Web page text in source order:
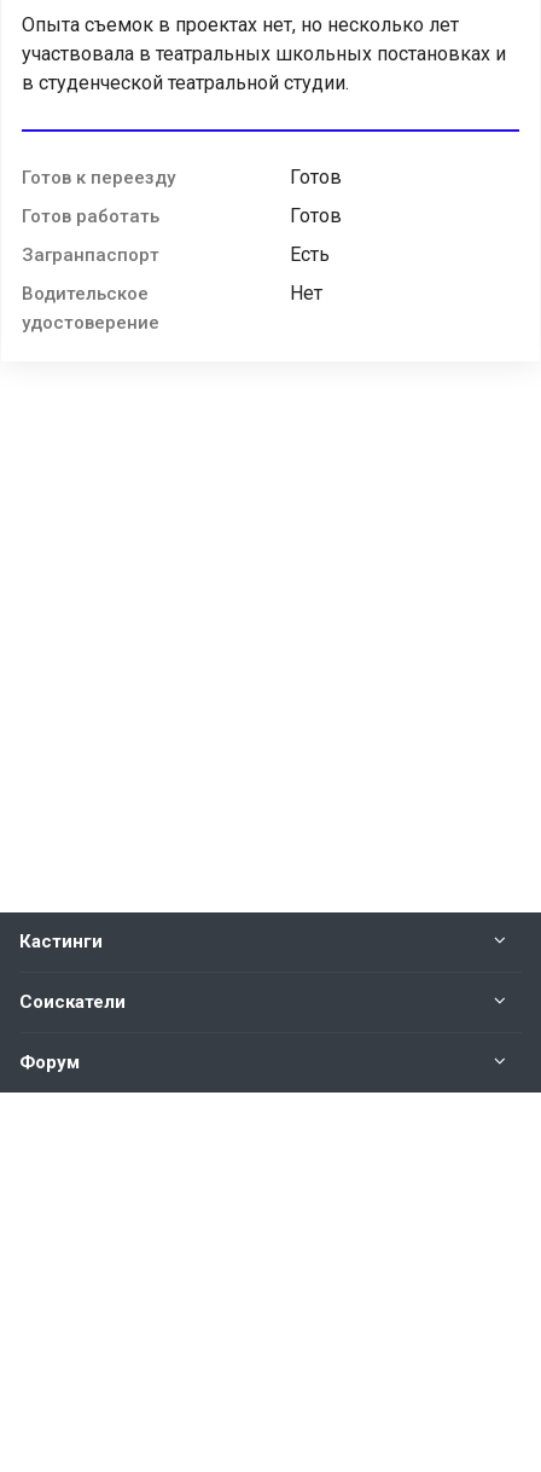
Опыта съемок в проектах нет, но несколько лет
участвовала в театральных школьных постановках и
в студенческой театральной студии.
Готов к переезду Готов
Готов работать Готов
Загранпаспорт Есть
Водительское
удостоверение
Нет
Кастинги
Соискатели
Форум